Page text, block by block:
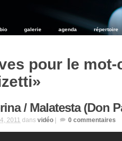
bio galerie agenda répertoire
pour le mot-
/ Malatesta (Don
2011 dans vidéo 0 commentaires